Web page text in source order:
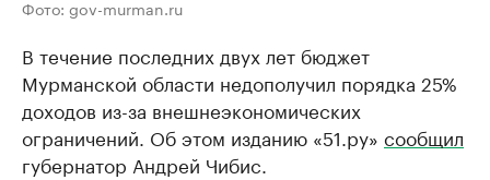
Фото: gov-murman.ru
В течение последних двух лет бюджет
Мурманской области недополучил порядка 25%
доходов из-за внешнеэкономических
ограничений. Об этом изданию «51.ру» сообщил
губернатор Андрей Чибис.